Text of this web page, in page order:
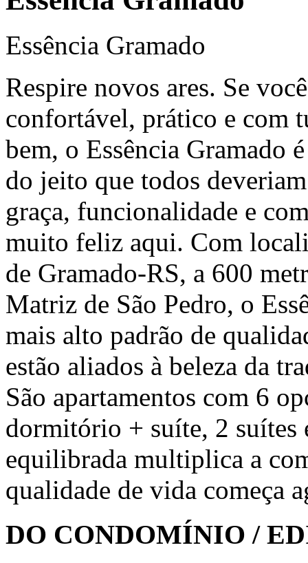
Essência Gramado
Respire novos ares. Se
confortável, prático e com
bem, o Essência Gramado
do jeito que todos
graça, funcionalidade e
muito feliz aqui. Com
de Gramado-RS, a 600
Matriz de São Pedro, o
mais alto padrão de
estão aliados à beleza da
São apartamentos com 6
dormitório + suíte, 2 suítes
equilibrada multiplica a
qualidade de vida começa
DO CONDOMÍNIO /